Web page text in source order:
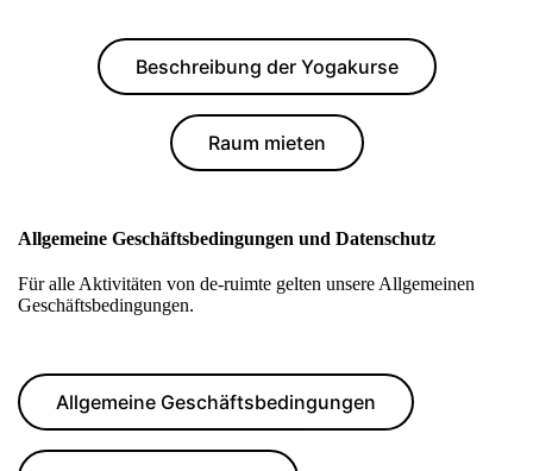
Beschreibung der Yogakurse
Raum mieten
Allgemeine Geschäftsbedingungen und Datenschutz
Für alle Aktivitäten von de-ruimte gelten unsere Allgemeinen
Geschäftsbedingungen.
Allgemeine Geschäftsbedingungen